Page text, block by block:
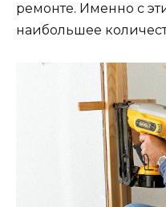
ремонте. Именно с
наибольшее